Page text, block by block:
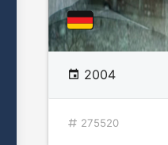
2004
275520